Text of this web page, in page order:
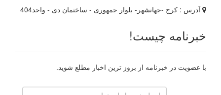
آدرس : کرج -جهانشهر- بلوار جمهوری - ساختمان دی - واحد404
خبرنامه چیست!
با عضویت در خبرنامه از بروز ترین اخبار مطلع شوید.